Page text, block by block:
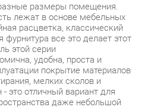
этой серии
удобна, проста и
покрытие материалов
мелких сколов и
отличный вариант для
даже небольшой
план выходит
между для создания
потребностям
набора